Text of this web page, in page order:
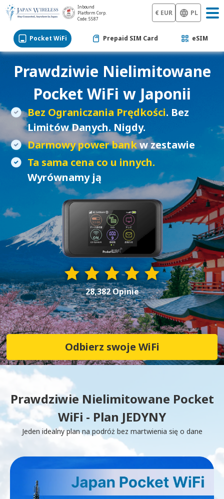
Inbound
Platform Corp.
Code: 5587
€ EUR PL
Pocket WiFi Prepaid SIM Card eSIM
Prawdziwie Nielimitowane
Pocket WiFi w Japonii
Bez Ograniczania Prędkości. Bez
Limitów Danych. Nigdy.
Darmowy power bankw zestawie
Ta sama cena co u innych.
Wyrównamy ją
28,382 Opinie
Odbierz swoje WiFi
Prawdziwie Nielimitowane Pocket
WiFi - Plan JEDYNY
Jeden idealny plan na podróż bez martwienia się o dane